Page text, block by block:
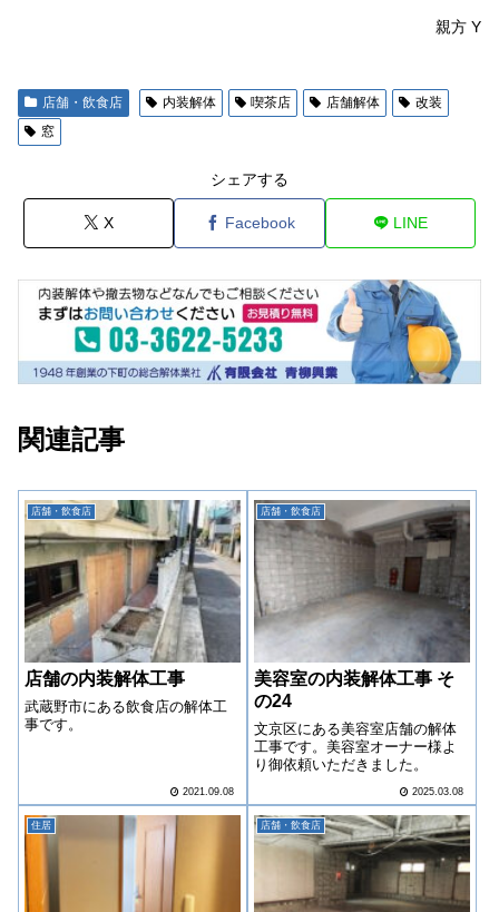
親方 Y
店舗・飲食店 内装解体 喫茶店 店舗解体
改装
窓
シェアする
X Facebook LINE
関連記事
店舗・飲食店
店舗の内装解体工事
武蔵野市にある飲食店の解体工
事です。
2021.09.08
店舗・飲食店
美容室の内装解体工事 そ
の24
文京区にある美容室店舗の解体
工事です。美容室オーナー様よ
り御依頼いただきました。
2025.03.08
住居 店舗・飲食店